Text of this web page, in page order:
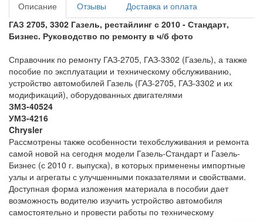
Описание
Отзывы
Доставка и оплата
ГАЗ 2705, 3302 Газель, рестайлинг с 2010 - Стандарт,
Бизнес. Руководство по ремонту в ч/б фото
Справочник по ремонту ГАЗ-2705, ГАЗ-3302 (Газель), а также
пособие по эксплуатации и техническому обслуживанию,
устройство автомобилей Газель (ГАЗ-2705, ГАЗ-3302 и их
модификаций), оборудованных двигателями
ЗМЗ-40524
УМЗ-4216
Chrysler
Рассмотрены также особенности техобслуживания и ремонта
самой новой на сегодня модели Газель-Стандарт и Газель-
Бизнес (с 2010 г. выпуска), в которых применены импортные
узлы и агрегаты с улучшенными показателями и свойствами.
Доступная форма изложения материала в пособии дает
возможность водителю изучить устройство автомобиля
самостоятельно и провести работы по техническому